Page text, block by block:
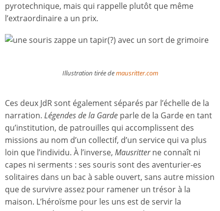
pyrotechnique, mais qui rappelle plutôt que même
l’extraordinaire a un prix.
Illustration tirée demausritter.com
Ces deux JdR sont également séparés par l’échelle de la
narration. Légendes de la Garde parle de la Garde en tant
qu’institution, de patrouilles qui accomplissent des
missions au nom d’un collectif, d’un service qui va plus
loin que l’individu. À l’inverse, Mausritterne connaît ni
capes ni serments : ses souris sont des aventurier-es
solitaires dans un bac à sable ouvert, sans autre mission
que de survivre assez pour ramener un trésor à la
maison. L’héroïsme pour les uns est de servir la